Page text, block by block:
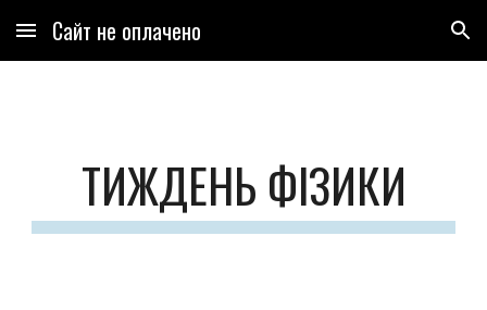
Skip to main content Skip to navigation
Сайт не оплачено
ТИЖДЕНЬ ФІЗИКИ